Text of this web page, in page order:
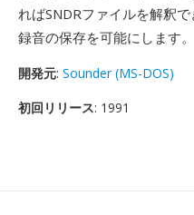
ればSNDRファイルを解釈
録音の保存を可能にします。
開発元: Sounder (MS-DOS)
初回リリース: 1991